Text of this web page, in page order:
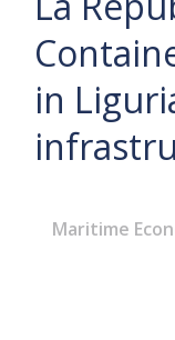
in
Maritime